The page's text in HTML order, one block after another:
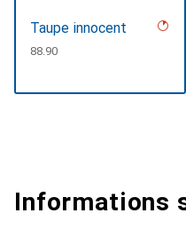
Taupe innocent
CHF
88.90
Informations